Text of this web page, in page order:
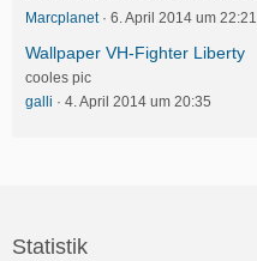
Marcplanet
6. April 2014 um 22:21
Wallpaper VH-Fighter Liberty
cooles pic
galli
4. April 2014 um 20:35
Statistik